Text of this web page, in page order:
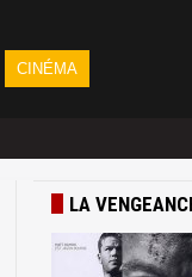
CINÉMA
LA